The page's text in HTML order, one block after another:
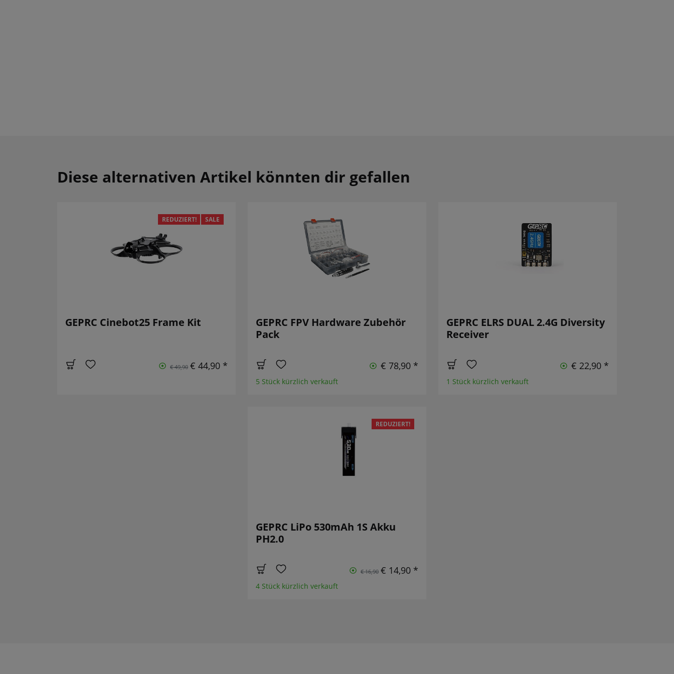
Diese alternativen Artikel könnten dir gefallen
REDUZIERT! SALE
GEPRC Cinebot25 Frame Kit
€ 49,90 € 44,90 *
GEPRC FPV Hardware Zubehör
Pack
€ 78,90 *
5 Stück kürzlich verkauft
GEPRC ELRS DUAL 2.4G Diversity
Receiver
€ 22,90 *
1 Stück kürzlich verkauft
REDUZIERT!
GEPRC LiPo 530mAh 1S Akku
PH2.0
€ 16,90 € 14,90 *
4 Stück kürzlich verkauft